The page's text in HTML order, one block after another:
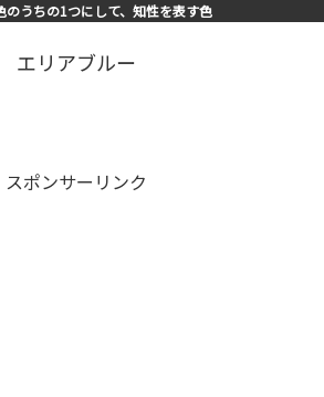
のうちの1つにして、知性を表す色
エリアブルー
スポンサーリンク